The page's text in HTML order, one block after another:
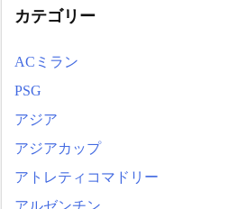
カテゴリー
ACミラン
PSG
アジア
アジアカップ
アトレティコマドリー
アルゼンチン